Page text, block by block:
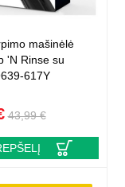
mašinėlė
'N Rinse su
617Y
43,99 €